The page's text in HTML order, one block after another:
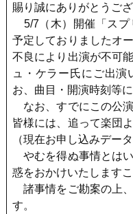
賜り誠にありがとうござ
5/7（木）開催「スプ
予定しておりましたオ
不良により出演が不可
ュ・ケラー氏にご出
お、曲目・開演時刻等
なお、すでにこの公
皆様には、追って楽団
（現在お申し込みデー
やむを得ぬ事情とは
惑をおかけいたします
諸事情をご勘案の上
す。